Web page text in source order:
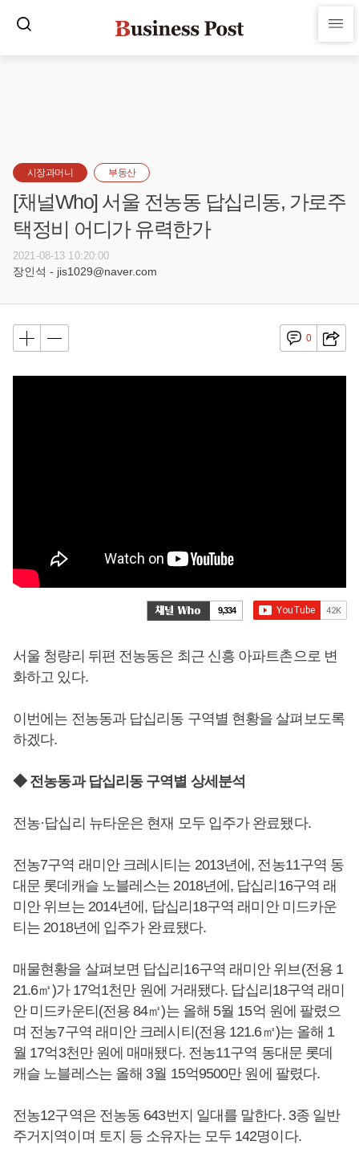
시장과머니 부동산
[채널Who] 서울 전농동 답십리동, 가로주
택정비 어디가 유력한가
2021-08-13 10:20:00
장인석 - jis1029@naver.com
0
9,334
서울 청량리 뒤편 전농동은 최근 신흥 아파트촌으로 변
화하고 있다.
이번에는 전농동과 답십리동 구역별 현황을 살펴보도록
하겠다.
◆ 전농동과 답십리동 구역별 상세분석
전농·답십리 뉴타운은 현재 모두 입주가 완료됐다.
전농7구역 래미안 크레시티는 2013년에, 전농11구역 동
대문 롯데캐슬 노블레스는 2018년에, 답십리16구역 래
미안 위브는 2014년에, 답십리18구역 래미안 미드카운
티는 2018년에 입주가 완료됐다.
매물현황을 살펴보면 답십리16구역 래미안 위브(전용 1
21.6㎡)가 17억1천만 원에 거래됐다. 답십리18구역 래미
안 미드카운티(전용 84㎡)는 올해 5월 15억 원에 팔렸으
며 전농7구역 래미안 크레시티(전용 121.6㎡)는 올해 1
월 17억3천만 원에 매매됐다. 전농11구역 동대문 롯데
캐슬 노블레스는 올해 3월 15억9500만 원에 팔렸다.
전농12구역은 전농동 643번지 일대를 말한다. 3종 일반
주거지역이며 토지 등 소유자는 모두 142명이다.